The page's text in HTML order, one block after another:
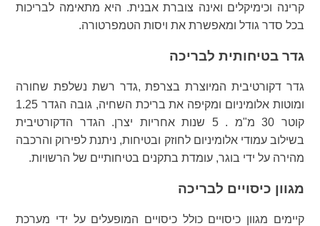
קרינה וכימיקלים ואינה צוברת אבנית. היא מתאימה לבריכות
בכל סדר גודל ומאפשרת את ויסות הטמפרטורה.
גדר בטיחותית לבריכה
גדר דקורטיבית המיוצרת בצרפת ,גדר רשת נשלפת שחורה
ומוטות אלומיניום ומקיפה את בריכת השחיה, גובה הגדר 1.25
קוטר 30 מ"מ . 5 שנות אחריות יצרן. הגדר הדקורטיבית
בשילוב עמודי אלומיניום לחוזק ובטיחות, ניתנת לפירוק והרכבה
מהירה על ידי בוגר, עומדת בתקנים בטיחותיים של הרשויות.
מגוון כיסויים לבריכה
קיימים מגוון כיסויים כולל כיסויים המופעלים על ידי מערכת